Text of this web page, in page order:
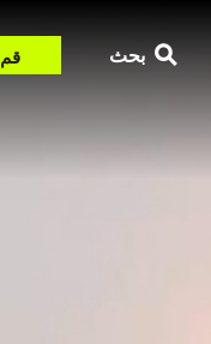
بحث
Take
قم